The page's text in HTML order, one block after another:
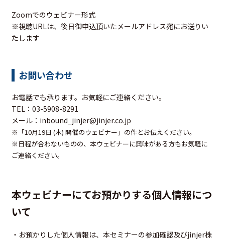
Zoomでのウェビナー形式
※視聴URLは、後日御申込頂いたメールアドレス宛にお送りい
たします
お問い合わせ
お電話でも承ります。お気軽にご連絡ください。
TEL：03-5908-8291
メール： inbound_jinjer@jinjer.co.jp
※「10月19日 (木) 開催のウェビナー 」の件とお伝えください。
※日程が合わないものの、本ウェビナーに興味がある方もお気軽に
ご連絡ください。
本ウェビナーにてお預かりする個人情報につ
いて
・お預かりした個人情報は、本セミナーの参加確認及びjinjer株